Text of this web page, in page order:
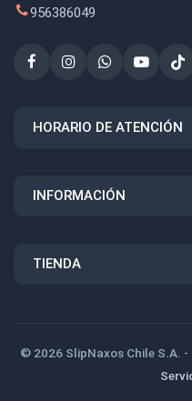
956386049
HORARIO DE ATENCIÓN
INFORMACIÓN
TIENDA
© 2026 SlipNaxos Chile S.A.